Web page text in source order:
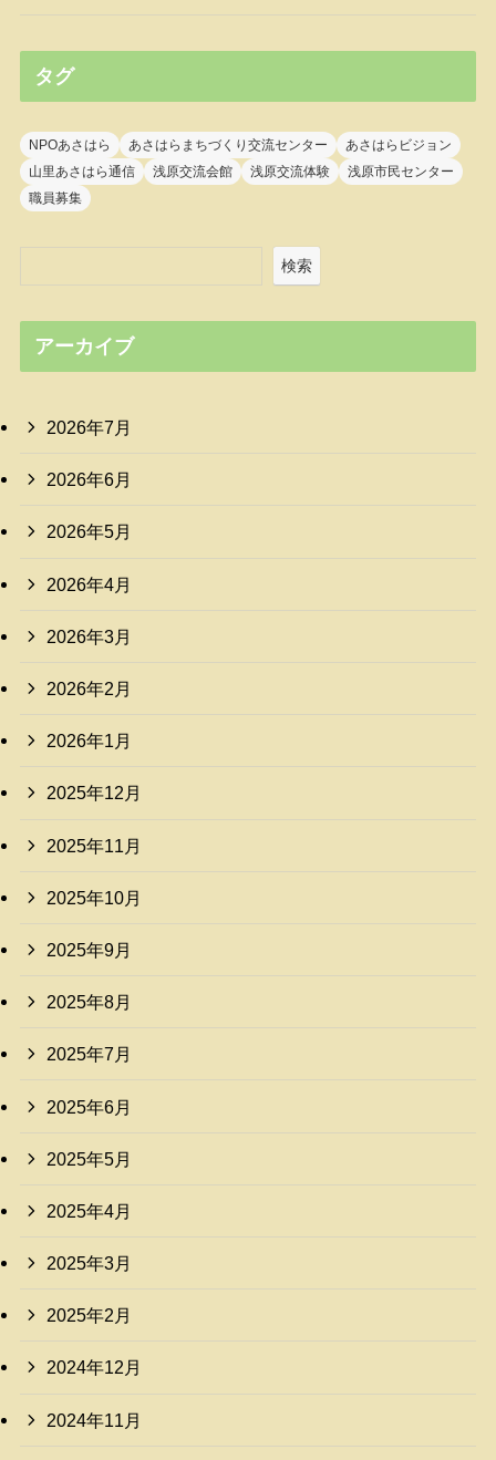
タグ
NPOあさはら あさはらまちづくり交流センター
あさはらビジョン
山里あさはら通信
浅原交流会館 浅原交流体験
浅原市民センター
職員募集
検索
アーカイブ
2026年7月
2026年6月
2026年5月
2026年4月
2026年3月
2026年2月
2026年1月
2025年12月
2025年11月
2025年10月
2025年9月
2025年8月
2025年7月
2025年6月
2025年5月
2025年4月
2025年3月
2025年2月
2024年12月
2024年11月